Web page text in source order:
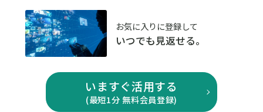
お気に入りに登録して
いつでも見返せる。
いますぐ活用する
(最短1分 無料会員登録)